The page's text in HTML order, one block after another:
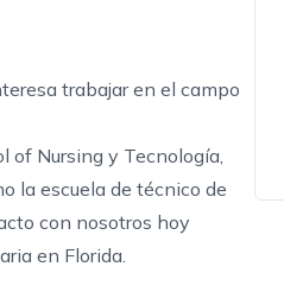
trabajar en el campo
of Nursing y Tecnología,
laescuela de técnico de
con nosotros hoy
en Florida.